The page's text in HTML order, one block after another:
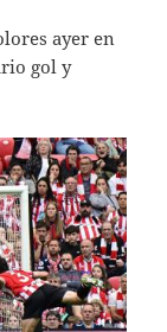
ayer en
gol y